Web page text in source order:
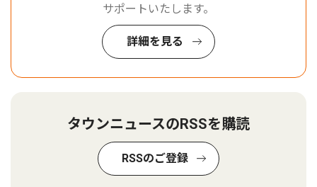
サポートいたします。
詳細を見る
タウンニュースのRSSを購読
RSSのご登録